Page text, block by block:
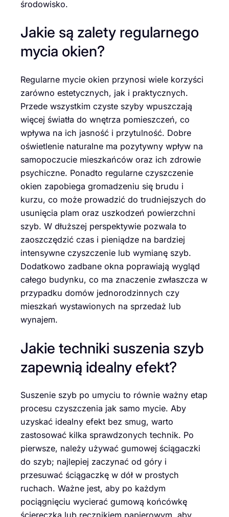
środowisko.
Jakie są zalety regularnego
mycia okien?
Regularne mycie okien przynosi wiele korzyści
zarówno estetycznych, jak i praktycznych.
Przede wszystkim czyste szyby wpuszczają
więcej światła do wnętrza pomieszczeń, co
wpływa na ich jasność i przytulność. Dobre
oświetlenie naturalne ma pozytywny wpływ na
samopoczucie mieszkańców oraz ich zdrowie
psychiczne. Ponadto regularne czyszczenie
okien zapobiega gromadzeniu się brudu i
kurzu, co może prowadzić do trudniejszych do
usunięcia plam oraz uszkodzeń powierzchni
szyb. W dłuższej perspektywie pozwala to
zaoszczędzić czas i pieniądze na bardziej
intensywne czyszczenie lub wymianę szyb.
Dodatkowo zadbane okna poprawiają wygląd
całego budynku, co ma znaczenie zwłaszcza w
przypadku domów jednorodzinnych czy
mieszkań wystawionych na sprzedaż lub
wynajem.
Jakie techniki suszenia szyb
zapewnią idealny efekt?
Suszenie szyb po umyciu to równie ważny etap
procesu czyszczenia jak samo mycie. Aby
uzyskać idealny efekt bez smug, warto
zastosować kilka sprawdzonych technik. Po
pierwsze, należy używać gumowej ściągaczki
do szyb; najlepiej zaczynać od góry i
przesuwać ściągaczkę w dół w prostych
ruchach. Ważne jest, aby po każdym
pociągnięciu wycierać gumową końcówkę